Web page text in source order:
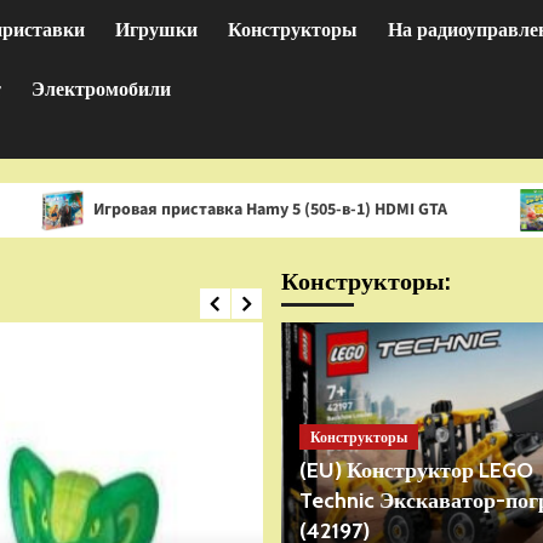
Игрушки Конструкторы На
Электромобили
приставка Hamy 5 (505-в-1) HDMI GTA Игра
Конструкторы:
Конструкторы
(EU) Конструктор LEGO
Technic Экскаватор-
(42197)